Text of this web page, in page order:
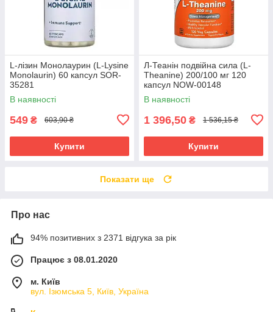
L-лізин Монолаурин (L-Lysine
Monolaurin) 60 капсул SOR-
35281
В наявності
549 ₴ 603,90 ₴
Купити
Л-Теанін подвійна сила (L-
Theanine) 200/100 мг 120
капсул NOW-00148
В наявності
1 396,50 ₴ 1 536,15 ₴
Купити
Показати ще
Про нас
94% позитивних з 2371 відгука за рік
Працює з 08.01.2020
м. Київ
вул. Ізюмська 5, Київ, Україна